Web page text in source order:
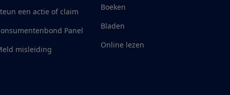
een actie of claim
Panel
misleiding
Boeken
Bladen
Online lezen